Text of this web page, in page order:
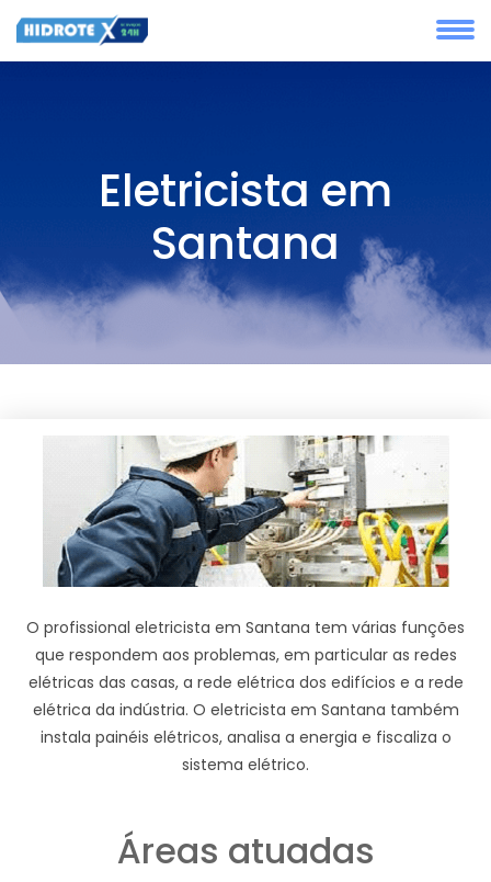
Eletricista em
Santana
O profissional eletricista em Santana tem várias funções
que respondem aos problemas, em particular as redes
elétricas das casas, a rede elétrica dos edifícios e a rede
elétrica da indústria. O eletricista em Santana também
instala painéis elétricos, analisa a energia e fiscaliza o
sistema elétrico.
Áreas atuadas